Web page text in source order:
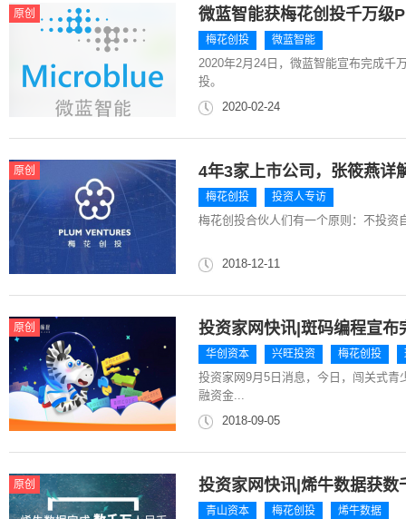
原创 微蓝智能获梅花创投千万级
梅花创投 微蓝智能
2020年2月24日，微蓝智能宣布完成千
投。
2020-02-24
原创 4年3家上市公司，张筱燕详
梅花创投 投资人专访
梅花创投合伙人们有一个原则：不投资
2018-12-11
原创 投资家网快讯|斑码编程宣
华创资本 兴旺投资 梅花创投
投资家网9月5日消息，今日，闯关式
融资金...
2018-09-05
原创 投资家网快讯|烯牛数据获
青山资本 梅花创投 烯牛数据